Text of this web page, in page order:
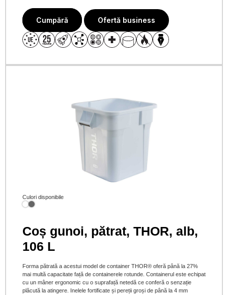
Cumpără Ofertă business
Culori disponibile
Coș gunoi, pătrat, THOR, alb,
106 L
Forma pătrată a acestui model de container THOR® oferă până la 27%
mai multă capacitate față de containerele rotunde. Containerul este echipat
cu un mâner ergonomic cu o suprafață netedă ce conferă o senzație
plăcută la atingere. Inelele fortificate și pereții groși de până la 4 mm